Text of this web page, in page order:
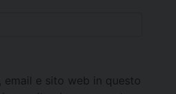
email e sito web in questo